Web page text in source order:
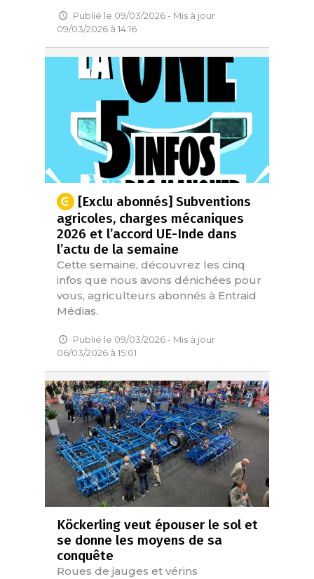
Publié le 09/03/2026 - Mis à jour
09/03/2026 à 14:16
[Exclu abonnés] Subventions
agricoles, charges mécaniques
2026 et l’accord UE-Inde dans
l’actu de la semaine
Cette semaine, découvrez les cinq
infos que nous avons dénichées pour
vous, agriculteurs abonnés à Entraid
Médias.
Publié le 09/03/2026 - Mis à jour
06/03/2026 à 15:01
Köckerling veut épouser le sol et
se donne les moyens de sa
conquête
Roues de jauges et vérins